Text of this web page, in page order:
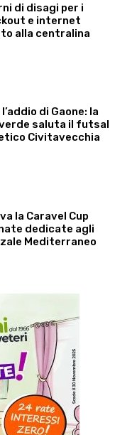
di disagi per i
e internet
alla centralina
di Gaone: la
saluta il futsal
Civitavecchia
la Caravel Cup
dedicate agli
Mediterraneo